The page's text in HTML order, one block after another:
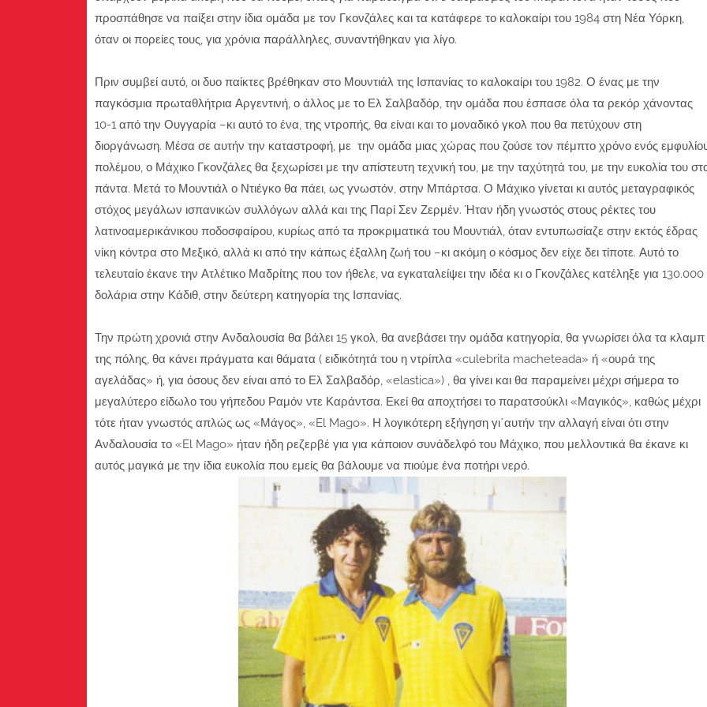
προσπάθησε να παίξει στην ίδια ομάδα με τον Γκονζάλες και τα κατάφερε το καλοκαίρι του 1984 στη Νέα Υόρκη,
όταν οι πορείες τους, για χρόνια παράλληλες, συναντήθηκαν για λίγο.
Πριν συμβεί αυτό, οι δυο παίκτες βρέθηκαν στο Μουντιάλ της Ισπανίας το καλοκαίρι του 1982. Ο ένας με την
παγκόσμια πρωταθλήτρια Αργεντινή, ο άλλος με το Ελ Σαλβαδόρ, την ομάδα που έσπασε όλα τα ρεκόρ χάνοντας
10-1 από την Ουγγαρία –κι αυτό το ένα, της ντροπής, θα είναι και το μοναδικό γκολ που θα πετύχουν στη
διοργάνωση. Μέσα σε αυτήν την καταστροφή, με την ομάδα μιας χώρας που ζούσε τον πέμπτο χρόνο ενός
πολέμου, ο Μάχικο Γκονζάλες θα ξεχωρίσει με την απίστευτη τεχνική του, με την ταχύτητά του, με την ευκολία του
πάντα. Μετά το Μουντιάλ ο Ντιέγκο θα πάει, ως γνωστόν, στην Μπάρτσα. Ο Μάχικο γίνεται κι αυτός μεταγραφικός
στόχος μεγάλων ισπανικών συλλόγων αλλά και της Παρί Σεν Ζερμέν. Ήταν ήδη γνωστός στους ρέκτες του
λατινοαμερικάνικου ποδοσφαίρου, κυρίως από τα προκριματικά του Μουντιάλ, όταν εντυπωσίαζε στην εκτός έδρας
νίκη κόντρα στο Μεξικό, αλλά κι από την κάπως έξαλλη ζωή του –κι ακόμη ο κόσμος δεν είχε δει τίποτε. Αυτό το
τελευταίο έκανε την Ατλέτικο Μαδρίτης που τον ήθελε, να εγκαταλείψει την ιδέα κι ο Γκονζάλες κατέληξε για 130.000
δολάρια στην Κάδιθ, στην δεύτερη κατηγορία της Ισπανίας.
Την πρώτη χρονιά στην Ανδαλουσία θα βάλει 15 γκολ, θα ανεβάσει την ομάδα κατηγορία, θα γνωρίσει όλα τα κλαμπ
της πόλης, θα κάνει πράγματα και θάματα ( ειδικότητά του η ντρίπλα «culebrita macheteada» ή «ουρά της
αγελάδας» ή, για όσους δεν είναι από το Ελ Σαλβαδόρ, «elastica») , θα γίνει και θα παραμείνει μέχρι σήμερα το
μεγαλύτερο είδωλο του γήπεδου Ραμόν ντε Καράντσα. Εκεί θα αποχτήσει το παρατσούκλι «Μαγικός», καθώς μέχρι
τότε ήταν γνωστός απλώς ως «Μάγος», «El Mago». Η λογικότερη εξήγηση γι΄αυτήν την αλλαγή είναι ότι στην
Ανδαλουσία το «El Mago» ήταν ήδη ρεζερβέ για για κάποιον συνάδελφό του Μάχικο, που μελλοντικά θα έκανε κι
αυτός μαγικά με την ίδια ευκολία που εμείς θα βάλουμε να πιούμε ένα ποτήρι νερό.